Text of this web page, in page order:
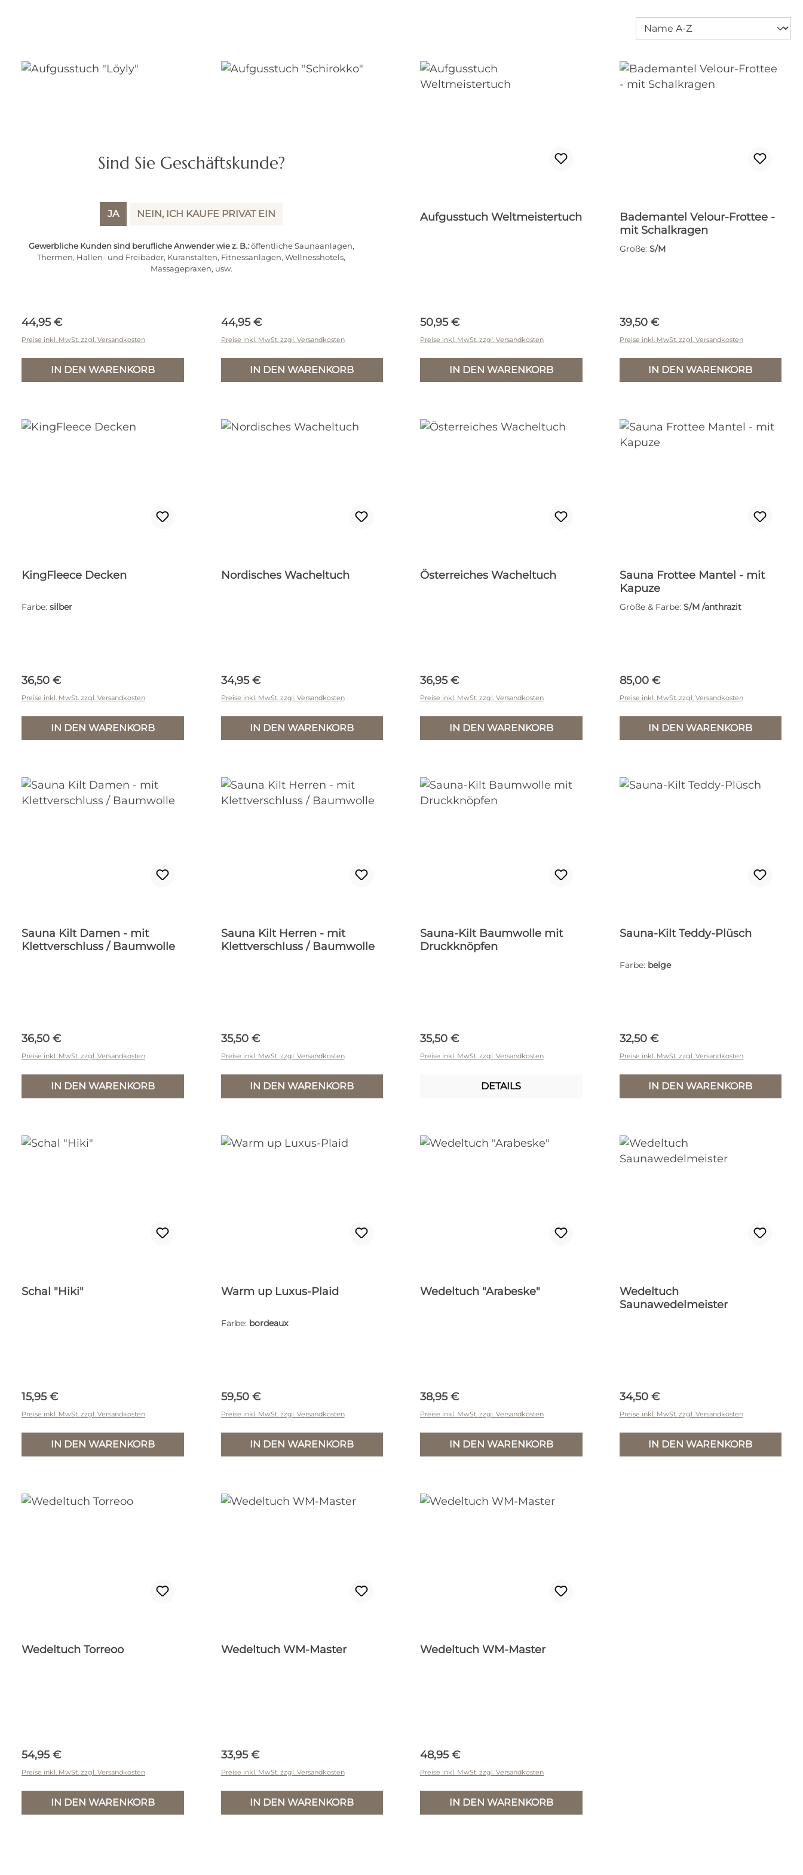
Sind Sie Geschäftskunde?
JA NEIN, ICH KAUFE PRIVAT EIN
Gewerbliche Kunden sind berufliche Anwender wie z. B.:öffentliche Saunaanlagen,
Thermen, Hallen- und Freibäder, Kuranstalten, Fitnessanlagen, Wellnesshotels,
Massagepraxen, usw.
Aufgusstuch "Löyly"
Regulärer Preis:
44,95 €
Preise inkl. MwSt. zzgl. Versandkosten
IN DEN WARENKORB
Aufgusstuch "Schirokko"
Regulärer Preis:
44,95 €
Preise inkl. MwSt. zzgl. Versandkosten
IN DEN WARENKORB
Aufgusstuch Weltmeistertuch
Regulärer Preis:
50,95 €
Preise inkl. MwSt. zzgl. Versandkosten
IN DEN WARENKORB
Bademantel Velour-Frottee -
mit Schalkragen
Größe: S/M
Regulärer Preis:
39,50 €
Preise inkl. MwSt. zzgl. Versandkosten
IN DEN WARENKORB
KingFleece Decken
Farbe: silber
Regulärer Preis:
36,50 €
Preise inkl. MwSt. zzgl. Versandkosten
IN DEN WARENKORB
Nordisches Wacheltuch
Regulärer Preis:
34,95 €
Preise inkl. MwSt. zzgl. Versandkosten
IN DEN WARENKORB
Österreiches Wacheltuch
Regulärer Preis:
36,95 €
Preise inkl. MwSt. zzgl. Versandkosten
IN DEN WARENKORB
Sauna Frottee Mantel - mit
Kapuze
Größe & Farbe: S/M /anthrazit
Regulärer Preis:
85,00 €
Preise inkl. MwSt. zzgl. Versandkosten
IN DEN WARENKORB
Sauna Kilt Damen - mit
Klettverschluss / Baumwolle
Regulärer Preis:
36,50 €
Preise inkl. MwSt. zzgl. Versandkosten
IN DEN WARENKORB
Sauna Kilt Herren - mit
Klettverschluss / Baumwolle
Regulärer Preis:
35,50 €
Preise inkl. MwSt. zzgl. Versandkosten
IN DEN WARENKORB
Sauna-Kilt Baumwolle mit
Druckknöpfen
Regulärer Preis:
35,50 €
Preise inkl. MwSt. zzgl. Versandkosten
DETAILS
Sauna-Kilt Teddy-Plüsch
Farbe: beige
Regulärer Preis:
32,50 €
Preise inkl. MwSt. zzgl. Versandkosten
IN DEN WARENKORB
Schal "Hiki"
Regulärer Preis:
15,95 €
Preise inkl. MwSt. zzgl. Versandkosten
IN DEN WARENKORB
Warm up Luxus-Plaid
Farbe: bordeaux
Regulärer Preis:
59,50 €
Preise inkl. MwSt. zzgl. Versandkosten
IN DEN WARENKORB
Wedeltuch "Arabeske"
Regulärer Preis:
38,95 €
Preise inkl. MwSt. zzgl. Versandkosten
IN DEN WARENKORB
Wedeltuch
Saunawedelmeister
Regulärer Preis:
34,50 €
Preise inkl. MwSt. zzgl. Versandkosten
IN DEN WARENKORB
Wedeltuch Torreoo
Regulärer Preis:
54,95 €
Preise inkl. MwSt. zzgl. Versandkosten
IN DEN WARENKORB
Wedeltuch WM-Master
Regulärer Preis:
33,95 €
Preise inkl. MwSt. zzgl. Versandkosten
IN DEN WARENKORB
Wedeltuch WM-Master
Regulärer Preis:
48,95 €
Preise inkl. MwSt. zzgl. Versandkosten
IN DEN WARENKORB